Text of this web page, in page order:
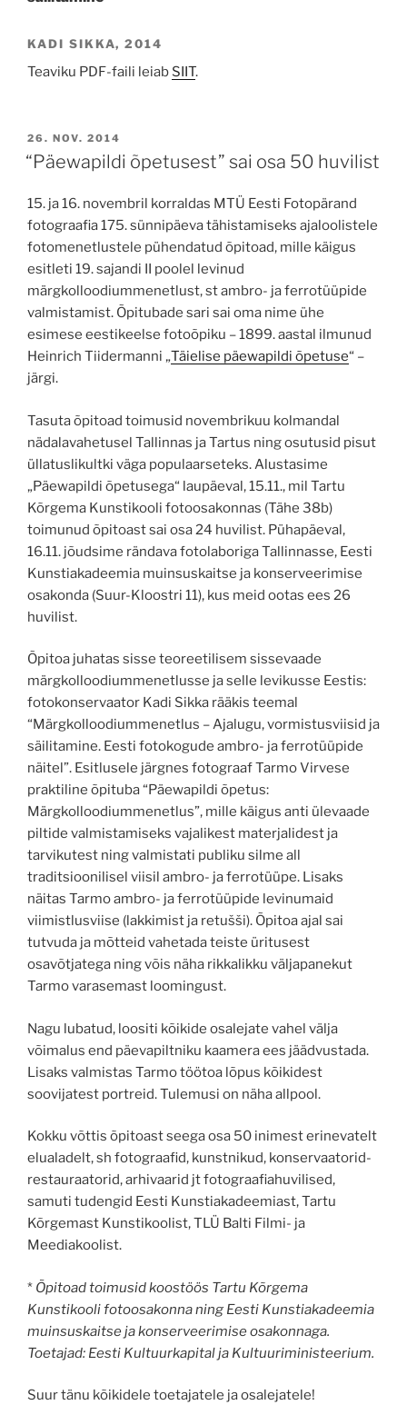
KADI SIKKA, 2014
Teaviku PDF-faili leiab SIIT.
POSTED
ON
26. NOV. 2014
“Päewapildi õpetusest” sai osa 50 huvilist
15. ja 16. novembril korraldas MTÜ Eesti Fotopärand
fotograafia 175. sünnipäeva tähistamiseks ajaloolistele
fotomenetlustele pühendatud õpitoad, mille käigus
esitleti 19. sajandi II poolel levinud
märgkolloodiummenetlust, st ambro- ja ferrotüüpide
valmistamist. Õpitubade sari sai oma nime ühe
esimese eestikeelse fotoõpiku – 1899. aastal ilmunud
Heinrich Tiidermanni „Täielise päewapildi õpetuse“ –
järgi.
Tasuta õpitoad toimusid novembrikuu kolmandal
nädalavahetusel Tallinnas ja Tartus ning osutusid pisut
üllatuslikultki väga populaarseteks. Alustasime
„Päewapildi õpetusega“ laupäeval, 15.11., mil Tartu
Kõrgema Kunstikooli fotoosakonnas (Tähe 38b)
toimunud õpitoast sai osa 24 huvilist. Pühapäeval,
16.11. jõudsime rändava fotolaboriga Tallinnasse, Eesti
Kunstiakadeemia muinsuskaitse ja konserveerimise
osakonda (Suur-Kloostri 11), kus meid ootas ees 26
huvilist.
Õpitoa juhatas sisse teoreetilisem sissevaade
märgkolloodiummenetlusse ja selle levikusse Eestis:
fotokonservaator Kadi Sikka rääkis teemal
“Märgkolloodiummenetlus – Ajalugu, vormistusviisid ja
säilitamine. Eesti fotokogude ambro- ja ferrotüüpide
näitel”. Esitlusele järgnes fotograaf Tarmo Virvese
praktiline õpituba “Päewapildi õpetus:
Märgkolloodiummenetlus”, mille käigus anti ülevaade
piltide valmistamiseks vajalikest materjalidest ja
tarvikutest ning valmistati publiku silme all
traditsioonilisel viisil ambro- ja ferrotüüpe. Lisaks
näitas Tarmo ambro- ja ferrotüüpide levinumaid
viimistlusviise (lakkimist ja retušši). Õpitoa ajal sai
tutvuda ja mõtteid vahetada teiste üritusest
osavõtjatega ning võis näha rikkalikku väljapanekut
Tarmo varasemast loomingust.
Nagu lubatud, loositi kõikide osalejate vahel välja
võimalus end päevapiltniku kaamera ees jäädvustada.
Lisaks valmistas Tarmo töötoa lõpus kõikidest
soovijatest portreid. Tulemusi on näha allpool.
Kokku võttis õpitoast seega osa 50 inimest erinevatelt
elualadelt, sh fotograafid, kunstnikud, konservaatorid-
restauraatorid, arhivaarid jt fotograafiahuvilised,
samuti tudengid Eesti Kunstiakadeemiast, Tartu
Kõrgemast Kunstikoolist, TLÜ Balti Filmi- ja
Meediakoolist.
* Õpitoad toimusid koostöös Tartu Kõrgema
Kunstikooli fotoosakonna ning Eesti Kunstiakadeemia
muinsuskaitse ja konserveerimise osakonnaga.
Toetajad: Eesti Kultuurkapital ja Kultuuriministeerium.
Suur tänu kõikidele toetajatele ja osalejatele!